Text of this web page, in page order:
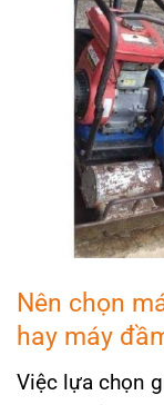
Nên chọn
hay máy
Việc lựa chọn